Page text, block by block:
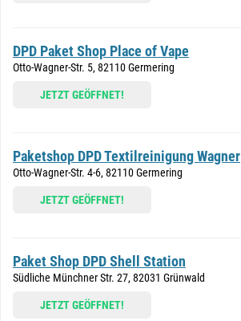
DPD Paket Shop Place of Vape
Otto-Wagner-Str. 5, 82110 Germering
JETZT GEÖFFNET!
Paketshop DPD Textilreinigung Wagner
Otto-Wagner-Str. 4-6, 82110 Germering
JETZT GEÖFFNET!
Paket Shop DPD Shell Station
Südliche Münchner Str. 27, 82031 Grünwald
JETZT GEÖFFNET!